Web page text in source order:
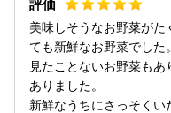
美味しそうなお野菜がた
ても新鮮なお野菜でした。
見たことないお野菜も
ありました。
新鮮なうちにさっそく